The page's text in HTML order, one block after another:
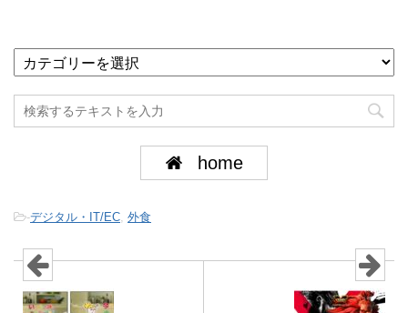
home
-デジタル・IT/EC, 外食